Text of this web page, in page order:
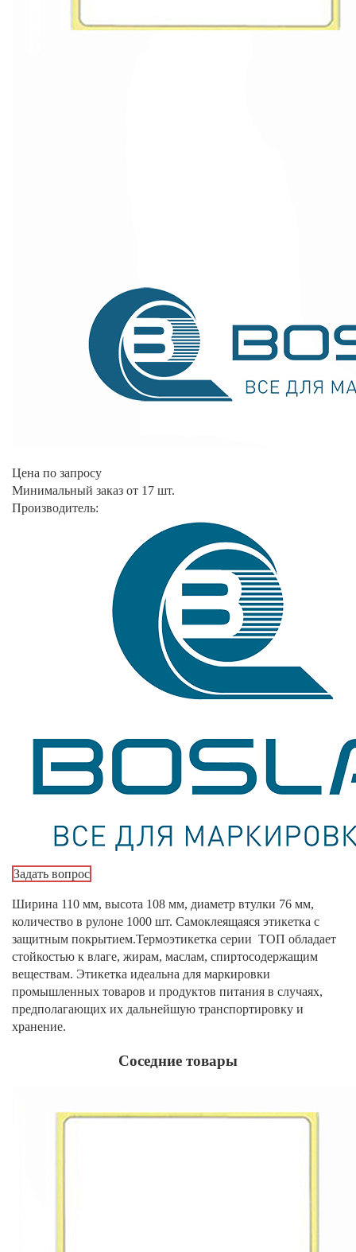
Цена по запросу
Минимальный заказ от 17 шт.
Производитель:
Задать вопрос
Ширина 110 мм, высота 108 мм, диаметр втулки 76 мм,
количество в рулоне 1000 шт. Самоклеящаяся этикетка с
защитным покрытием.Термоэтикетка серии ТОП обладает
стойкостью к влаге, жирам, маслам, спиртосодержащим
веществам. Этикетка идеальна для маркировки
промышленных товаров и продуктов питания в случаях,
предполагающих их дальнейшую транспортировку и
хранение.
Соседние товары